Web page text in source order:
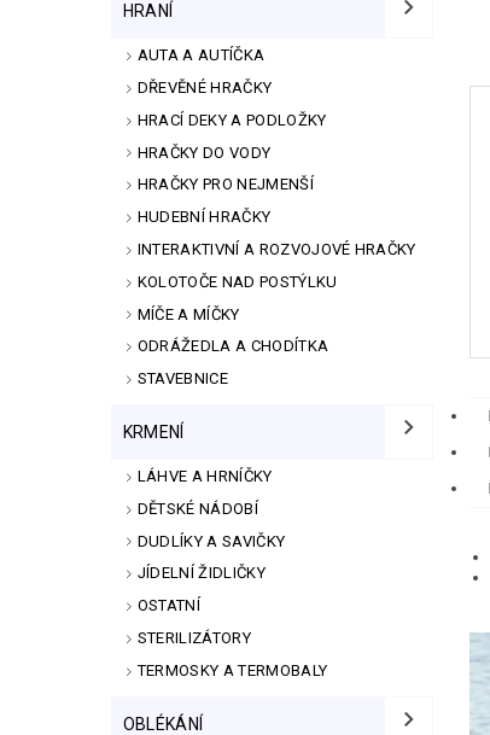
HRANÍ
AUTA A AUTÍČKA
DŘEVĚNÉ HRAČKY
HRACÍ DEKY A PODLOŽKY
HRAČKY DO VODY
HRAČKY PRO NEJMENŠÍ
HUDEBNÍ HRAČKY
INTERAKTIVNÍ A ROZVOJOVÉ HRAČKY
KOLOTOČE NAD POSTÝLKU
MÍČE A MÍČKY
ODRÁŽEDLA A CHODÍTKA
STAVEBNICE
KRMENÍ
LÁHVE A HRNÍČKY
DĚTSKÉ NÁDOBÍ
DUDLÍKY A SAVIČKY
JÍDELNÍ ŽIDLIČKY
OSTATNÍ
STERILIZÁTORY
TERMOSKY A TERMOBALY
OBLÉKÁNÍ